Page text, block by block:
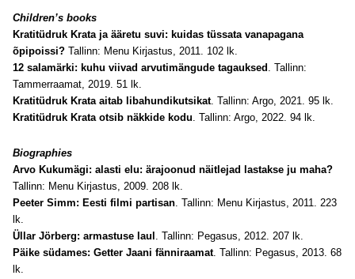
Children’s books
Kratitüdruk Krata ja ääretu suvi: kuidas tüssata vanapagana
õpipoissi? Tallinn: Menu Kirjastus, 2011. 102 lk.
12 salamärki: kuhu viivad arvutimängude tagauksed . Tallinn:
Tammerraamat, 2019. 51 lk.
Kratitüdruk Krata aitab libahundikutsikat. Tallinn: Argo, 2021. 95 lk.
Kratitüdruk Krata otsib näkkide kodu. Tallinn: Argo, 2022. 94 lk.
Biographies
Arvo Kukumägi: alasti elu: ärajoonud näitlejad lastakse ju maha?
Tallinn: Menu Kirjastus, 2009. 208 lk.
Peeter Simm: Eesti filmi partisan. Tallinn: Menu Kirjastus, 2011. 223
lk.
Üllar Jörberg: armastuse laul . Tallinn: Pegasus, 2012. 207 lk.
Päike südames: Getter Jaani fänniraamat. Tallinn: Pegasus, 2013. 68
lk.